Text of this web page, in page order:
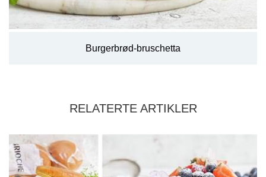
Burgerbrød-bruschetta
RELATERTE ARTIKLER